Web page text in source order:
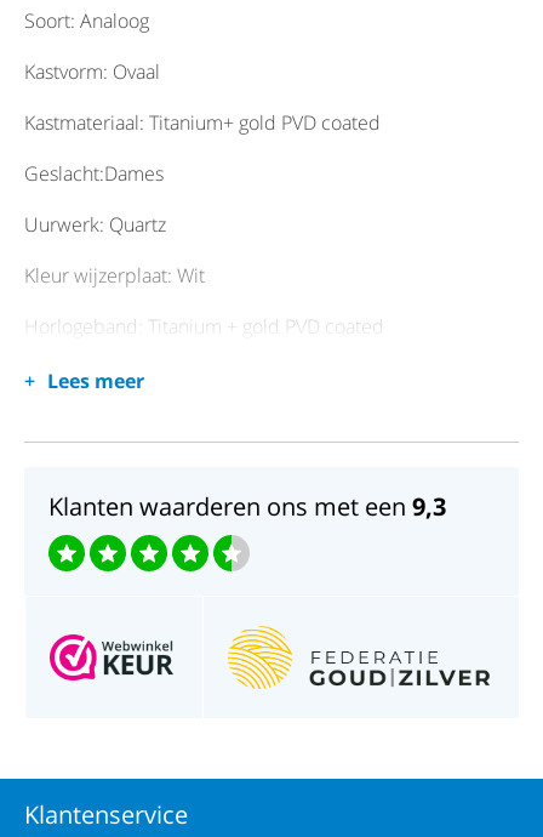
Soort: Analoog
Kastvorm: Ovaal
Kastmateriaal: Titanium+ gold PVD coated
Geslacht:Dames
Uurwerk: Quartz
Kleur wijzerplaat: Wit
Horlogeband: Titanium + gold PVD coated
Horlogeglas: Mineraal kristal
Lees meer
Klanten waarderen ons met een 9,3
Klantenservice